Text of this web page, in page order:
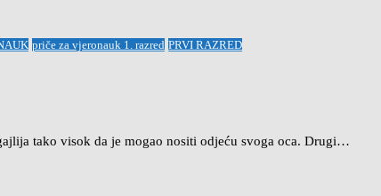
priče za vjeronauk 1. razred PRVI RAZRED
tako visok da je mogao nositi odjeću svoga oca. Drugi…